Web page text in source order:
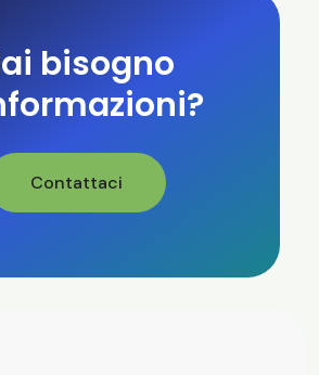
bisogno
Contattaci